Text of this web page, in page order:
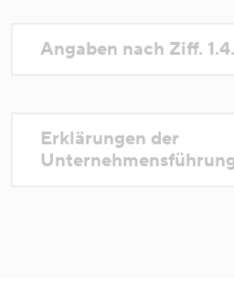
Angaben nach Ziff.
Erklärungen der